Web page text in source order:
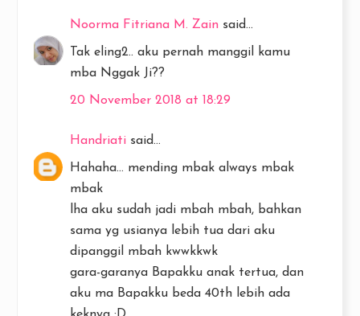
Noorma Fitriana M. Zain said...
Tak eling2.. aku pernah manggil kamu
mba Nggak Ji??
20 November 2018 at 18:29
Handriati said...
Hahaha... mending mbak always mbak
mbak
lha aku sudah jadi mbah mbah, bahkan
sama yg usianya lebih tua dari aku
dipanggil mbah kwwkkwk
gara-garanya Bapakku anak tertua, dan
aku ma Bapakku beda 40th lebih ada